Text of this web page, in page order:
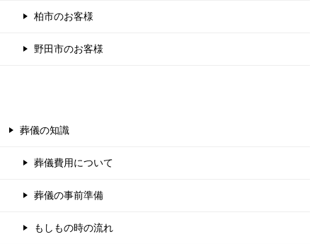
柏市のお客様
野田市のお客様
葬儀の知識
葬儀費用について
葬儀の事前準備
もしもの時の流れ